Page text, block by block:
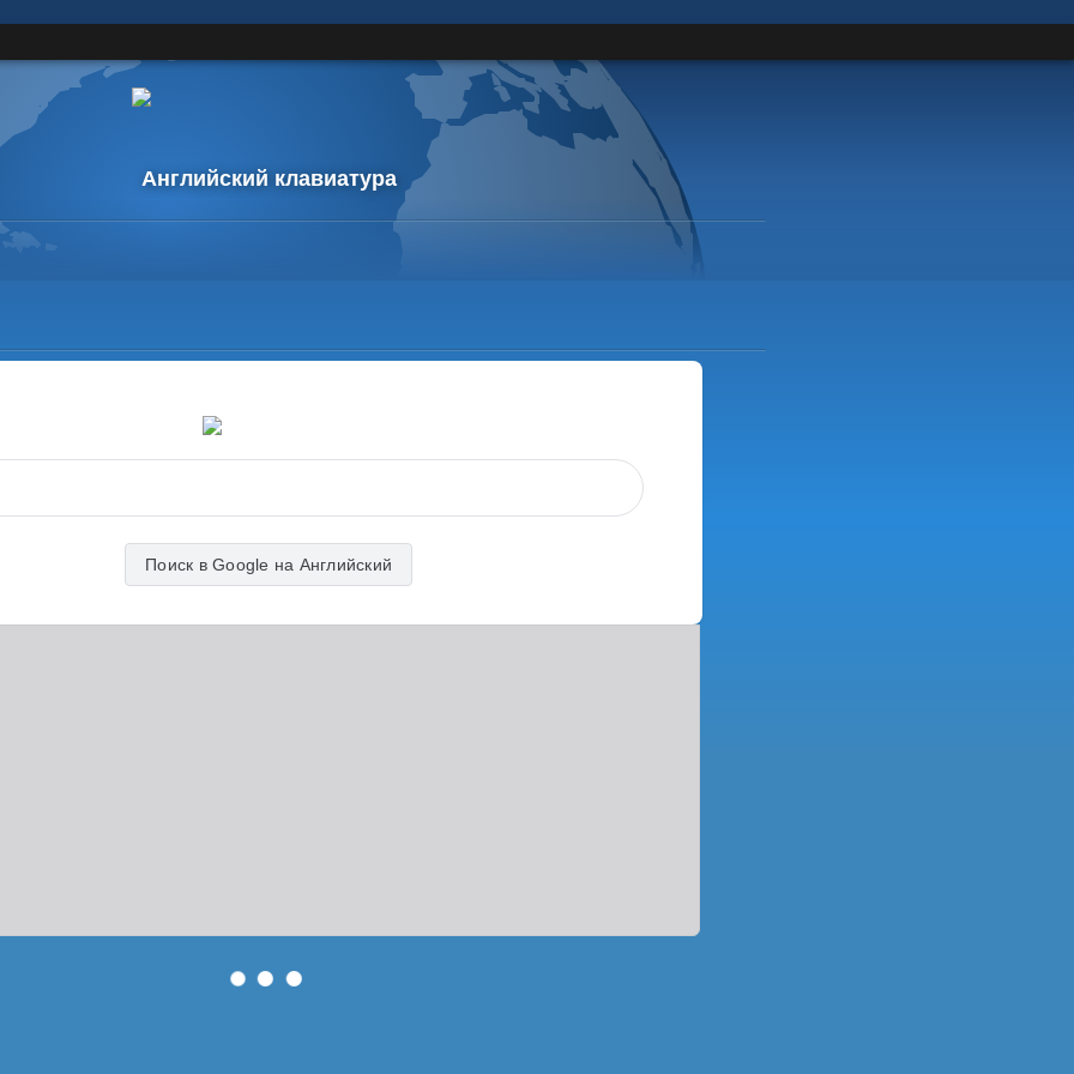
Английский клавиатура
Поиск в Google на Английский